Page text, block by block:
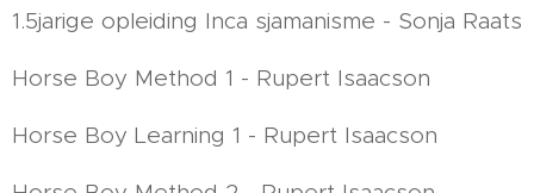
1.5jarige opleiding Inca sjamanisme - Sonja Raats
Horse Boy Method 1 - Rupert Isaacson
Horse Boy Learning 1 - Rupert Isaacson